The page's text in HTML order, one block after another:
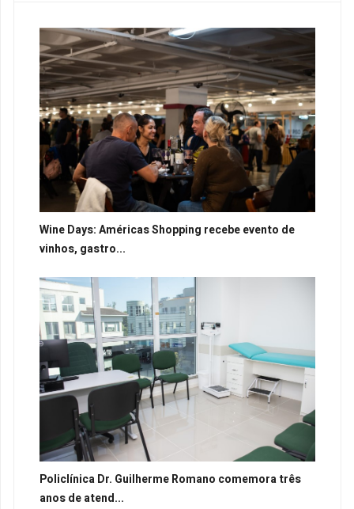
Wine Days: Américas Shopping recebe evento de
vinhos, gastro...
Policlínica Dr. Guilherme Romano comemora três
anos de atend...